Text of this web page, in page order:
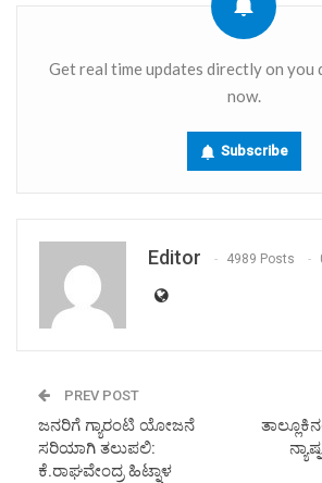
Get real time updates directly on you
now.
Subscribe
Editor 4989 Posts
PREV POST
ಜನರಿಗೆ ಗ್ಯಾರಂಟಿ ಯೋಜನೆ
ಸರಿಯಾಗಿ ತಲುಪಲಿ:
ಕೆ.ರಾಘವೇಂದ್ರ ಹಿಟ್ನಾಳ